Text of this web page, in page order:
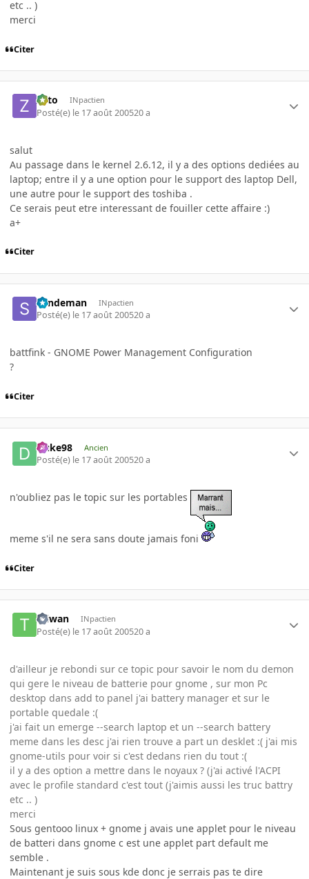
etc .. )
merci
Citer
zoto INpactien
Posté(e) le 17 août 200520 a
salut
Au passage dans le kernel 2.6.12, il y a des options dediées au
laptop; entre il y a une option pour le support des laptop Dell,
une autre pour le support des toshiba .
Ce serais peut etre interessant de fouiller cette affaire :)
a+
Citer
Sandeman INpactien
Posté(e) le 17 août 200520 a
battfink - GNOME Power Management Configuration
?
Citer
Duke98 Ancien
Posté(e) le 17 août 200520 a
n'oubliez pas le topic sur les portables
meme s'il ne sera sans doute jamais foni
Citer
taiwan INpactien
Posté(e) le 17 août 200520 a
d'ailleur je rebondi sur ce topic pour savoir le nom du demon
qui gere le niveau de batterie pour gnome , sur mon Pc
desktop dans add to panel j'ai battery manager et sur le
portable quedale :(
j'ai fait un emerge --search laptop et un --search battery
meme dans les desc j'ai rien trouve a part un desklet :( j'ai mis
gnome-utils pour voir si c'est dedans rien du tout :(
il y a des option a mettre dans le noyaux ? (j'ai activé l'ACPI
avec le profile standard c'est tout (j'aimis aussi les truc battry
etc .. )
merci
Sous gentooo linux + gnome j avais une applet pour le niveau
de batteri dans gnome c est une applet part default me
semble .
Maintenant je suis sous kde donc je serrais pas te dire